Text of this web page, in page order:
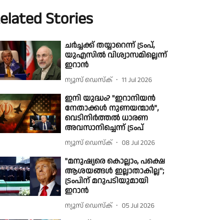
Stories
ചർച്ചക്ക് തയ്യാറെന്ന് ട്രംപ്,
യുഎസിൽ വിശ്വാസമില്ലെന്ന്
ഇറാൻ
ന്യൂസ് ഡെസ്ക് 11 Jul 2026
ഇനി യുദ്ധം? "ഇറാനിയൻ
നേതാക്കൾ നുണയന്മാർ",
വെടിനിർത്തൽ ധാരണ
അവസാനിച്ചെന്ന് ട്രംപ്
ന്യൂസ് ഡെസ്ക് 08 Jul 2026
"മനുഷ്യരെ കൊല്ലാം, പക്ഷെ
ആശയങ്ങള്‍ ഇല്ലാതാകില്ല'';
ട്രംപിന് മറുപടിയുമായി
ഇറാന്‍
ന്യൂസ് ഡെസ്ക് 05 Jul 2026